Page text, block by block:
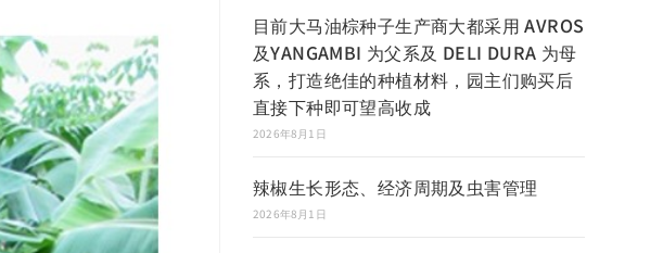
目前大马油棕种子生产商大都采用 AVROS
及YANGAMBI 为父系及 DELI DURA 为母
系，打造绝佳的种植材料，园主们购买后
直接下种即可望高收成
2026年8月1日
辣椒生长形态、经济周期及虫害管理
2026年8月1日